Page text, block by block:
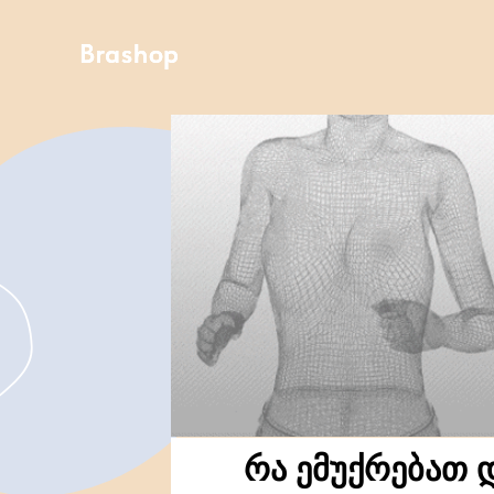
Brashop
Brashop
Brashop
რა ემუქრებათ